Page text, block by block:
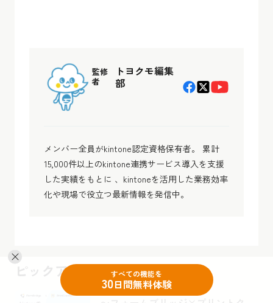
監修
者
トヨクモ編集
部
メンバー全員がkintone認定資格保有者。 累計
15,000件以上のkintone連携サービス導入を支援
した実績をもとに 、kintoneを活用した業務効率
化や現場で役立つ最新情報を発信中。
ピックアップ すべての機能を
30日間無料体験